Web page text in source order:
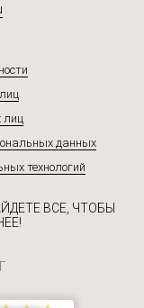
лиц
данных
технологий
ВСЕ, ЧТОБЫ